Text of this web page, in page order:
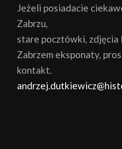
Jeżeli posiadacie
Zabrzu,
stare pocztówki, zdjęcia
Zabrzem eksponaty,
kontakt.